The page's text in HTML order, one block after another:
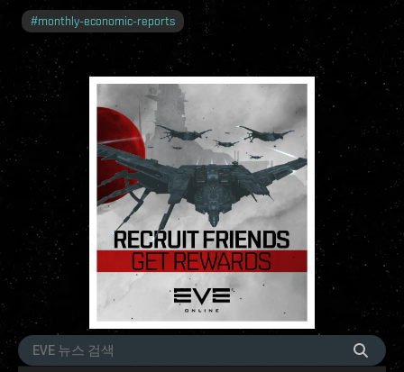
#monthly-economic-reports